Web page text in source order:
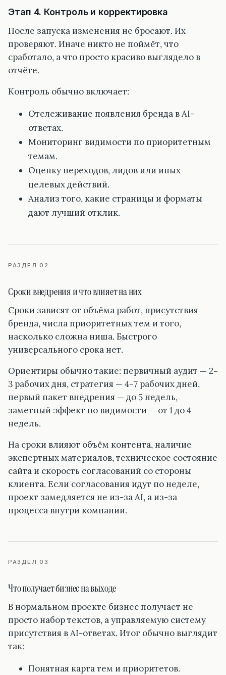
Этап 4. Контроль и корректировка
После запуска изменения не бросают. Их
проверяют. Иначе никто не поймёт, что
сработало, а что просто красиво выглядело в
отчёте.
Контроль обычно включает:
Отслеживание появления бренда в AI-
ответах.
Мониторинг видимости по приоритетным
темам.
Оценку переходов, лидов или иных
целевых действий.
Анализ того, какие страницы и форматы
дают лучший отклик.
РАЗДЕЛ 02
Сроки внедрения и что влияет на них
Сроки зависят от объёма работ, присутствия
бренда, числа приоритетных тем и того,
насколько сложна ниша. Быстрого
универсального срока нет.
Ориентиры обычно такие: первичный аудит — 2–
3 рабочих дня, стратегия — 4–7 рабочих дней,
первый пакет внедрения — до 5 недель,
заметный эффект по видимости — от 1 до 4
недель.
На сроки влияют объём контента, наличие
экспертных материалов, техническое состояние
сайта и скорость согласований со стороны
клиента. Если согласования идут по неделе,
проект замедляется не из-за AI, а из-за
процесса внутри компании.
РАЗДЕЛ 03
Что получает бизнес на выходе
В нормальном проекте бизнес получает не
просто набор текстов, а управляемую систему
присутствия в AI-ответах. Итог обычно выглядит
так:
Понятная карта тем и приоритетов.